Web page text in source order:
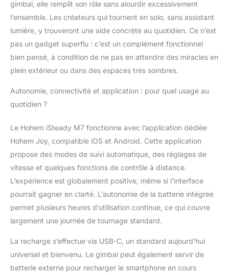
gimbal, elle remplit son rôle sans alourdir excessivement
l’ensemble. Les créateurs qui tournent en solo, sans assistant
lumière, y trouveront une aide concrète au quotidien. Ce n’est
pas un gadget superflu : c’est un complément fonctionnel
bien pensé, à condition de ne pas en attendre des miracles en
plein extérieur ou dans des espaces très sombres.
Autonomie, connectivité et application : pour quel usage au
quotidien ?
Le Hohem iSteady M7 fonctionne avec l’application dédiée
Hohem Joy, compatible iOS et Android. Cette application
propose des modes de suivi automatique, des réglages de
vitesse et quelques fonctions de contrôle à distance.
L’expérience est globalement positive, même si l’interface
pourrait gagner en clarté. L’autonomie de la batterie intégrée
permet plusieurs heures d’utilisation continue, ce qui couvre
largement une journée de tournage standard.
La recharge s’effectue via USB-C, un standard aujourd’hui
universel et bienvenu. Le gimbal peut également servir de
batterie externe pour recharger le smartphone en cours